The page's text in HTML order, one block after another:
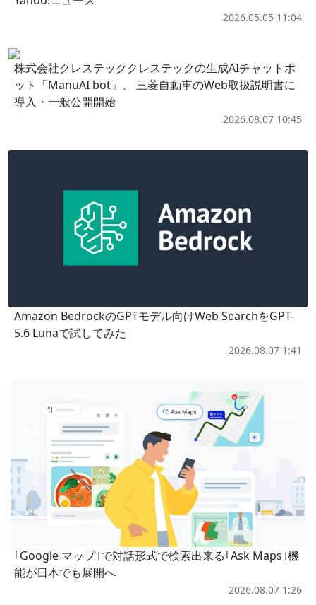
2026.05.05 11:04
株式会社クレステッククレステックの生成AIチャットボ
ット「ManuAI bot」、 三菱自動車のWeb取扱説明書に
導入・一般公開開始
2026.08.07 10:45
Amazon BedrockのGPTモデル向けWeb SearchをGPT-
5.6 Lunaで試してみた
2026.08.07 1:41
｢Google マップ｣で対話形式で検索出来る｢Ask Maps｣機
能が日本でも展開へ
2026.08.07 1:26